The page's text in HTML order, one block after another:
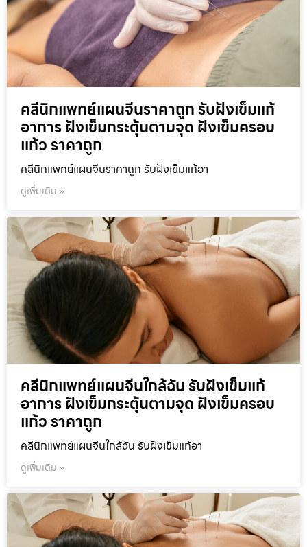
คลีนิกแพทย์แผนจีนราคาถูก รับฝังเข็มแก้
อาการ ฝังเข็มกระตุ้นตามจุด ฝังเข็มครอบ
แก้ว ราคาถูก
คลีนิกแพทย์แผนจีนราคาถูก รับฝังเข็มแก้อา
ดูเพิ่มเติม »
คลีนิกแพทย์แผนจีนใกล้ฉัน รับฝังเข็มแก้
อาการ ฝังเข็มกระตุ้นตามจุด ฝังเข็มครอบ
แก้ว ราคาถูก
คลีนิกแพทย์แผนจีนใกล้ฉัน รับฝังเข็มแก้อา
ดูเพิ่มเติม »